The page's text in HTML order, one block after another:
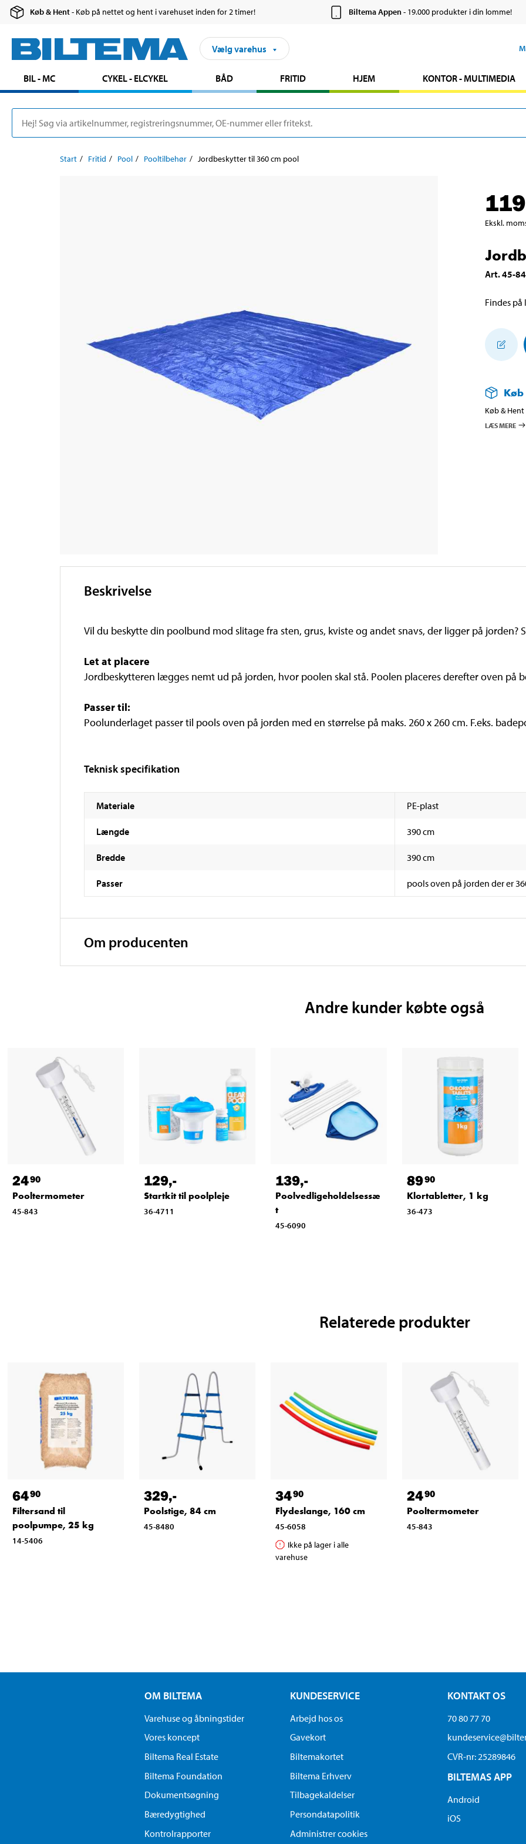
Køb & Hent- Køb på nettet og hent i varehuset inden for 2 timer! Biltema Appen- 19.000 produkter i din lomme!
Vælg varehus
BIL - MC CYKEL - ELCYKEL BÅD FRITID HJEM KONTOR - MULTIMEDIA
Start Fritid Pool Pooltilbehør Jordbeskytter til 360 cm pool
119
Ekskl.
Art.45-
Findes på
Køb &
LÆS MERE
Beskrivelse
Vil du beskytte din poolbund mod slitage fra sten, grus, kviste og andet snavs, der ligger på jorden?
Let at placere
Jordbeskytteren lægges nemt ud på jorden, hvor poolen skal stå. Poolen placeres derefter oven på
Passer til:
Poolunderlaget passer til pools oven på jorden med en størrelse på maks. 260 x 260 cm. F.eks.
Teknisk specifikation
Materiale PE-plast
Længde 390 cm
Bredde 390 cm
Passer pools oven på jorden der er
Om producenten
Andre kunder købte også
2490
Pooltermometer
45-843
129,-
Startkit til poolpleje
36-4711
139,-
Poolvedligeholdelsessæ
t
45-6090
8990
Klortabletter, 1 kg
36-473
Relaterede produkter
6490
Filtersand til
poolpumpe, 25 kg
14-5406
329,-
Poolstige, 84 cm
45-8480
3490
Flydeslange, 160 cm
45-6058
Ikke på lager i alle
varehuse
2490
Pooltermometer
45-843
OM BILTEMA
Varehuse og åbningstider
Vores koncept
Biltema Real Estate
Biltema Foundation
Dokumentsøgning
Bæredygtighed
Kontrolrapporter
KUNDESERVICE
Arbejd hos os
Gavekort
Biltemakortet
Biltema Erhverv
Tilbagekaldelser
Persondatapolitik
Administrer cookies
KONTAKT OS
70 80 77 70
CVR-nr: 25289846
BILTEMAS APP
Android
iOS